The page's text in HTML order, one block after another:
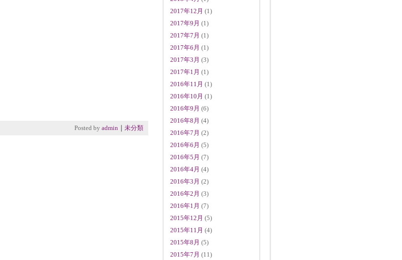
Posted by admin
未分類
2017年12月 (1)
2017年9月 (1)
2017年7月 (1)
2017年6月 (1)
2017年3月 (3)
2017年1月 (1)
2016年11月 (1)
2016年10月 (1)
2016年9月 (6)
2016年8月 (4)
2016年7月 (2)
2016年6月 (5)
2016年5月 (7)
2016年4月 (4)
2016年3月 (2)
2016年2月 (3)
2016年1月 (7)
2015年12月 (5)
2015年11月 (4)
2015年8月 (5)
2015年7月 (11)